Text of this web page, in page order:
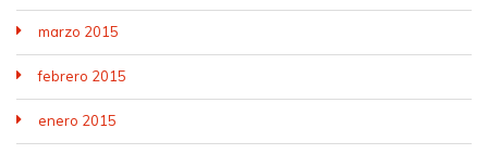
marzo 2015
febrero 2015
enero 2015